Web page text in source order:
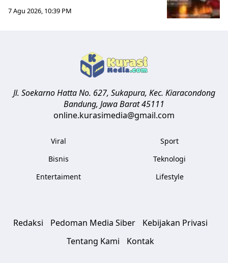
7 Agu 2026, 10:39 PM
Jl. Soekarno Hatta No. 627, Sukapura, Kec. Kiaracondong
Bandung, Jawa Barat45111
online.kurasimedia@gmail.com
Viral
Bisnis
Entertaiment
Sport
Teknologi
Lifestyle
Redaksi Pedoman Media Siber
Kebijakan Privasi
Tentang Kami
Kontak